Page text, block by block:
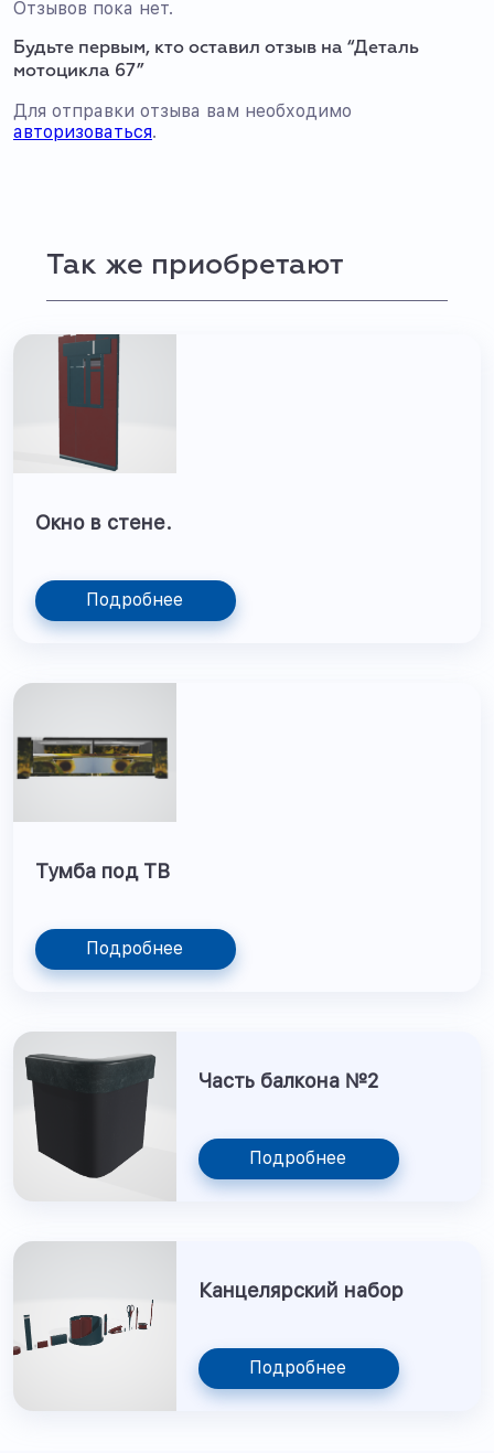
Отзывов пока нет.
Будьте первым, кто оставил отзыв на “Деталь
мотоцикла 67”
Для отправки отзыва вам необходимо
авторизоваться.
Так же приобретают
Окно в стене.
Подробнее
Тумба под ТВ
Подробнее
Часть балкона №2
Подробнее
Канцелярский набор
Подробнее